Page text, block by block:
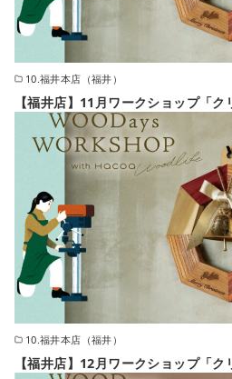
10.福井本店（福井）
【福井店】11月ワークショップ「
10.福井本店（福井）
【福井店】12月ワークショップ「